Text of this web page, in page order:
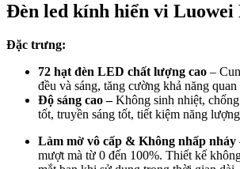
Đèn led kính hiển vi Luowei
Đặc trưng:
72 hạt đèn LED chất lượng cao –
đều và sáng, tăng cường khả năng quan
Độ sáng cao –Không sinh nhiệt,
tốt, truyền sáng tốt, tiết kiệm năng lượng
Làm mờ vô cấp & Không nhấp nháy
mượt mà từ 0 đến 100%. Thiết kế